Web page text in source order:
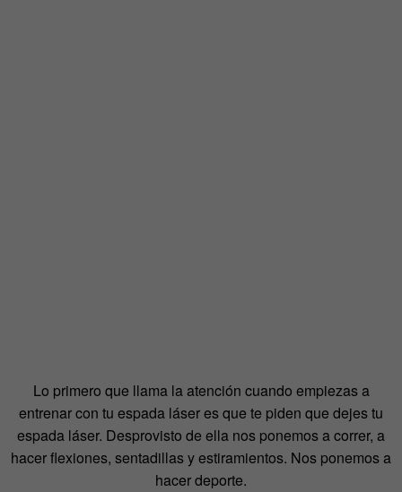
Lo primero que llama la atención cuando empiezas a
entrenar con tu espada láser es que te piden que dejes tu
espada láser. Desprovisto de ella nos ponemos a correr, a
hacer flexiones, sentadillas y estiramientos. Nos ponemos a
hacer deporte.